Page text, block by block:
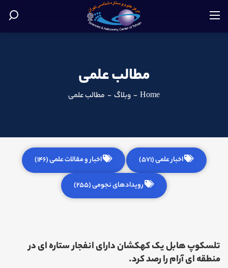
مطالب علمی
Home
- وبلاگ - مطالب علمی
اخبار علمی (571) اخبار و مقالات علمی (146)
رویدادهای نجومی (255)
تلسکوپ هابل یک کهکشان دارای انفجار ستاره ای در
منطقه ای آرام را رصد کرد.